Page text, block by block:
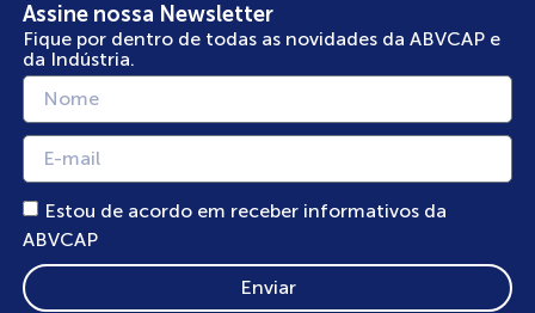
Assine nossa Newsletter
Fique por dentro de todas as novidades da ABVCAP e
da Indústria.
Estou de acordo em receber informativos da
ABVCAP
Enviar